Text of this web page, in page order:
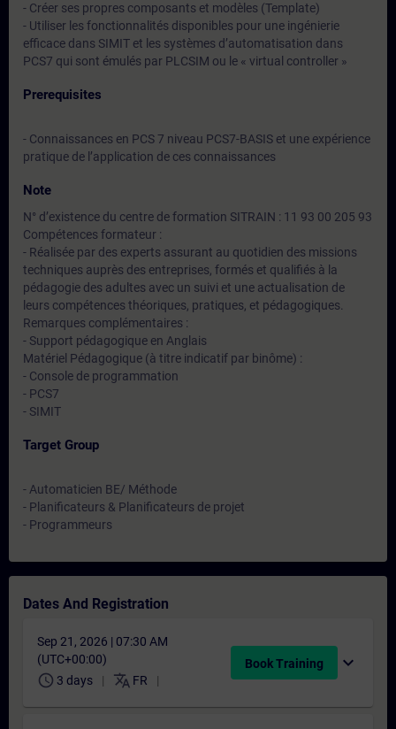
- Créer ses propres composants et modèles (Template)
- Utiliser les fonctionnalités disponibles pour une ingénierie
efficace dans SIMIT et les systèmes d’automatisation dans
PCS7 qui sont émulés par PLCSIM ou le « virtual controller »
Prerequisites
- Connaissances en PCS 7 niveau PCS7-BASIS et une expérience
pratique de l’application de ces connaissances
Note
N° d’existence du centre de formation SITRAIN : 11 93 00 205 93
Compétences formateur :
- Réalisée par des experts assurant au quotidien des missions
techniques auprès des entreprises, formés et qualifiés à la
pédagogie des adultes avec un suivi et une actualisation de
leurs compétences théoriques, pratiques, et pédagogiques.
Remarques complémentaires :
- Support pédagogique en Anglais
Matériel Pédagogique (à titre indicatif par binôme) :
- Console de programmation
- PCS7
- SIMIT
Target Group
- Automaticien BE/ Méthode
- Planificateurs & Planificateurs de projet
- Programmeurs
Dates And Registration
Sep 21, 2026 | 07:30 AM
(UTC+00:00)
schedule 3 days translate FR
Book Training expand_more